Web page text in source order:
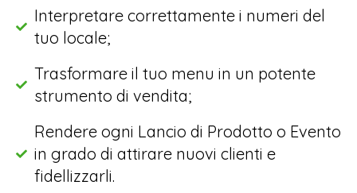
Interpretare correttamente i numeri del
tuo locale;
Trasformare il tuo menu in un potente
strumento di vendita;
Rendere ogni Lancio di Prodotto o Evento
in grado di attirare nuovi clienti e
fidellizzarli.